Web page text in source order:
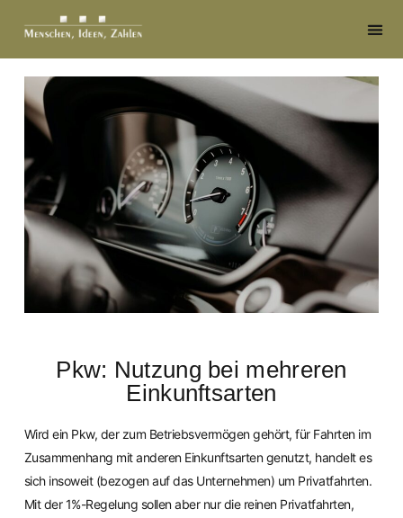
Pkw: Nutzung bei mehreren
Einkunftsarten
Wird ein Pkw, der zum Betriebsvermögen gehört, für Fahrten im
Zusammenhang mit anderen Einkunftsarten genutzt, handelt es
sich insoweit (bezogen auf das Unternehmen) um Privatfahrten.
Mit der 1%-Regelung sollen aber nur die reinen Privatfahrten,